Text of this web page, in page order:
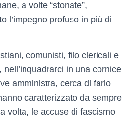
a volte “stonate”,
l’impegno profuso in più di
comunisti, filo clericali e
in una cornice
amministra, cerca di farlo
caratterizzato da sempre
volta, le accuse di fascismo